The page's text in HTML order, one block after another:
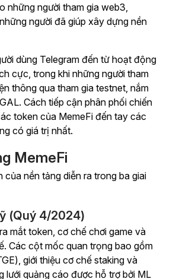
những người tham gia web3,
người đã giúp xây dựng nền
dùng Telegram đến từ hoạt động
cực, trong khi những người tham
thông qua tham gia testnet, nắm
Cách tiếp cận phân phối chiến
token của MemeFi đến tay các
có giá trị nhất.
MemeFi
của nền tảng diễn ra trong ba giai
(Quý 4/2024)
mắt token, cơ chế chơi game và
Các cột mốc quan trọng bao gồm
giới thiệu cơ chế staking và
lưới quảng cáo được hỗ trợ bởi ML